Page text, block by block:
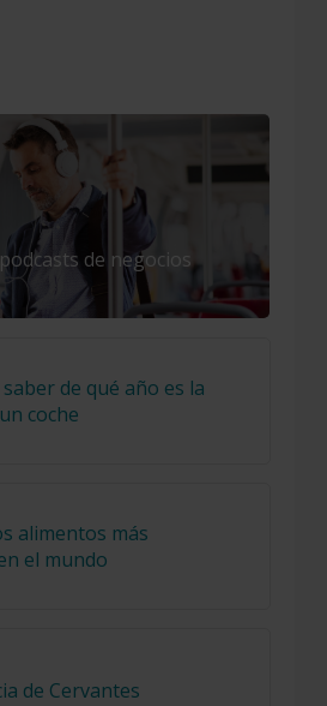
de negocios
de qué año es la
coche
alimentos más
el mundo
de Cervantes